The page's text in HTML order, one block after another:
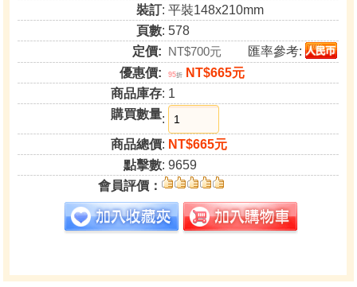
裝訂: 平裝148x210mm
頁數: 578
定價: NT$700元
匯率參考:
優惠價:
95折
NT$665元
商品庫存: 1
購買數量:
商品總價: NT$665元
點擊數: 9659
會員評價：